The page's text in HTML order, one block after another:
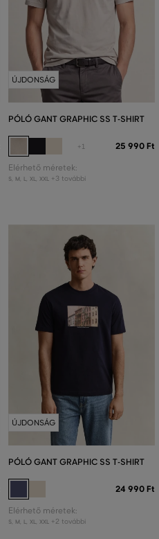
ÚJDONSÁG
PÓLÓ GANT GRAPHIC SS T-SHIRT
+1 25 990 Ft
Elérhető méretek:
S, M L XL XXL +3 további
ÚJDONSÁG
PÓLÓ GANT GRAPHIC SS T-SHIRT
24 990 Ft
Elérhető méretek:
S, M L XL XXL +2 további